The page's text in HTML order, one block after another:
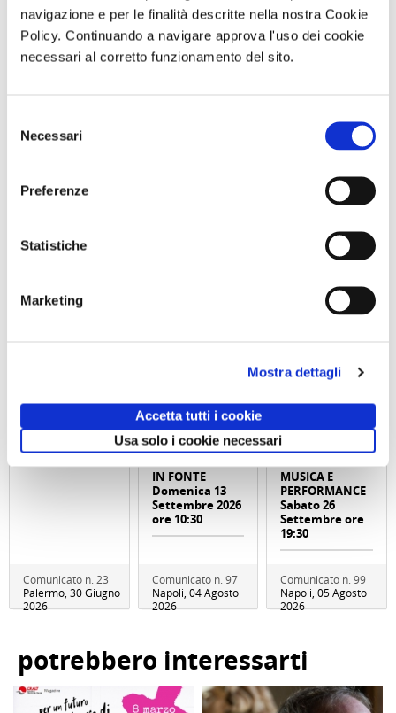
navigazione e per le finalità descritte nella nostra Cookie
Policy. Continuando a navigare approva l'uso dei cookie
necessari al corretto funzionamento del sito.
delNecessari
Preferenze
Statistiche
Marketing
Mostra dettagli
Accetta tutti i cookie
Usa solo i cookie necessari
virtuale delMuseo Laboratorio della Mente di Roma
a cura di Studio Azzurro.
Trenitalia
Comunicato n. 23
Palermo, 30 Giugno
2026
SAN GENNARO
E NAPOLI:
DUOMO E
BATTISTERO DI
IN FONTE
Domenica 13
Settembre 2026
ore 10:30
Comunicato n. 97
Napoli, 04 Agosto
2026
con
MANNight UNA
NOTTE AL
MUSICA E
PERFORMANCE
Sabato 26
Settembre ore
19:30
Comunicato n. 99
Napoli, 05 Agosto
2026
potrebbero interessarti